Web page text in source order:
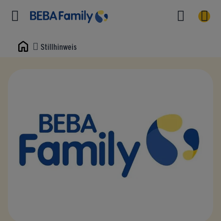
Home Stillhinweis